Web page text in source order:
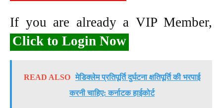
If you are already a VIP Member,
Click to Login Now
READ ALSO मेडिक्लेम प्रतिपूर्ति दुर्घटना क्षतिपूर्ति की भरपाई
करनी चाहिए: कर्नाटक हाईकोर्ट